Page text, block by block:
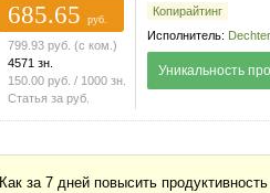
685.65
руб.
799.93 руб. (с ком.)
4571 зн.
150.00 руб. / 1000 зн.
Статья за руб.
Копирайтинг
Исполнитель:
Уникальность
Как за 7 дней повысить